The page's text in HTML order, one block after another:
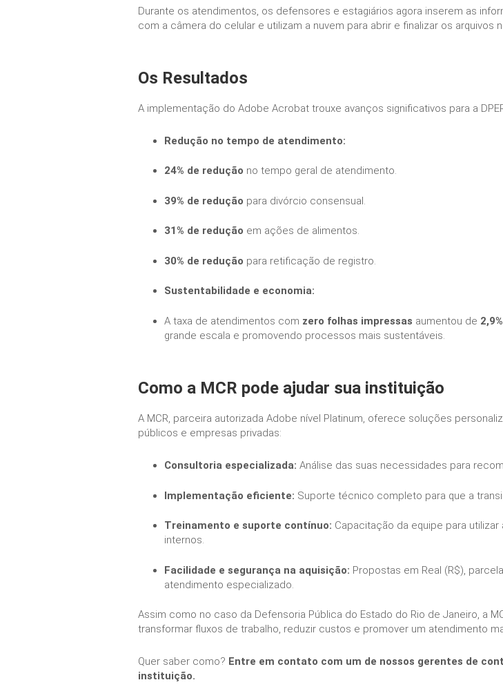
Durante os atendimentos, os defensores e estagiários agora inserem as
com a câmera do celular e utilizam a nuvem para abrir e finalizar os arquivos
Os Resultados
A implementação do Adobe Acrobat trouxe avanços significativos para a
Redução no tempo de atendimento:
24% de redução no tempo geral de atendimento.
39% de redução para divórcio consensual.
31% de redução em ações de alimentos.
30% de redução para retificação de registro.
Sustentabilidade e economia:
A taxa de atendimentos com zero folhas impressas aumentou de
grande escala e promovendo processos mais sustentáveis.
Como a MCR pode ajudar sua instituição
A MCR, parceira autorizada Adobe nível Platinum, oferece soluções
públicos e empresas privadas:
Consultoria especializada: Análise das suas necessidades para
Implementação eficiente: Suporte técnico completo para que a
Treinamento e suporte contínuo: Capacitação da equipe para
internos.
Facilidade e segurança na aquisição: Propostas em Real (R$),
atendimento especializado.
Assim como no caso da Defensoria Pública do Estado do Rio de Janeiro, a
transformar fluxos de trabalho, reduzir custos e promover um atendimento
Quer saber como? Entre em contato com um de nossos gerentes de
instituição.